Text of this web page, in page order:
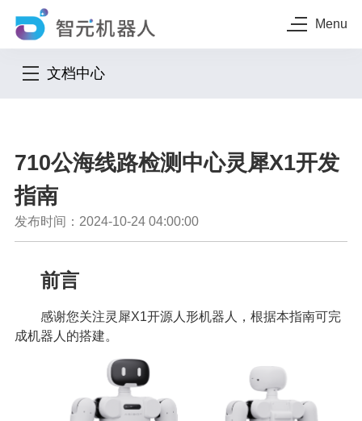
Menu
文档中心
710公海线路检测中心灵犀X1开发
指南
发布时间：2024-10-24 04:00:00
前言
感谢您关注灵犀X1开源人形机器人，根据本指南可完
成机器人的搭建。